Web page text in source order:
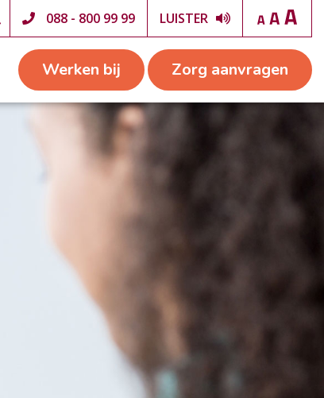
088 - 800 99 99 LUISTER
Werken bij Zorg aanvragen